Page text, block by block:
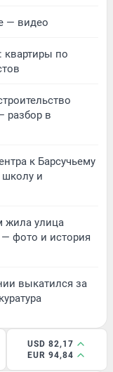
— видео
квартиры по
разбор в
к Барсучьему
школу и
жила улица
фото и история
выкатился за
USD 82,17
EUR 94,84